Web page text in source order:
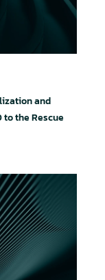
and
the Rescue